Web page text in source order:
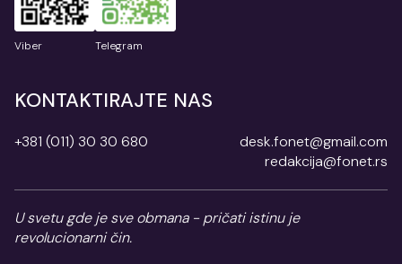
Viber Telegram
KONTAKTIRAJTE NAS
+381 (011) 30 30 680
desk.fonet@gmail.com
redakcija@fonet.rs
U svetu gde je sve obmana - pričati istinu je
revolucionarni čin.